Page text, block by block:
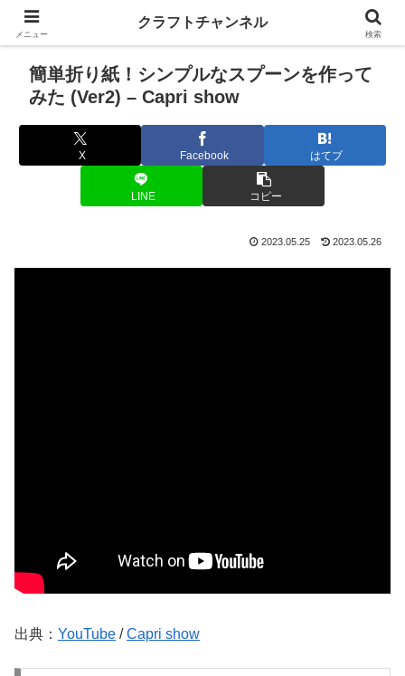
簡単折り紙！シンプルなスプーンを作って
みた (Ver2) – Capri show
X Facebook はてブ
LINE コピー
2023.05.25 2023.05.26
出典： YouTube /Capri show
メニュー
クラフトチャンネル
検索